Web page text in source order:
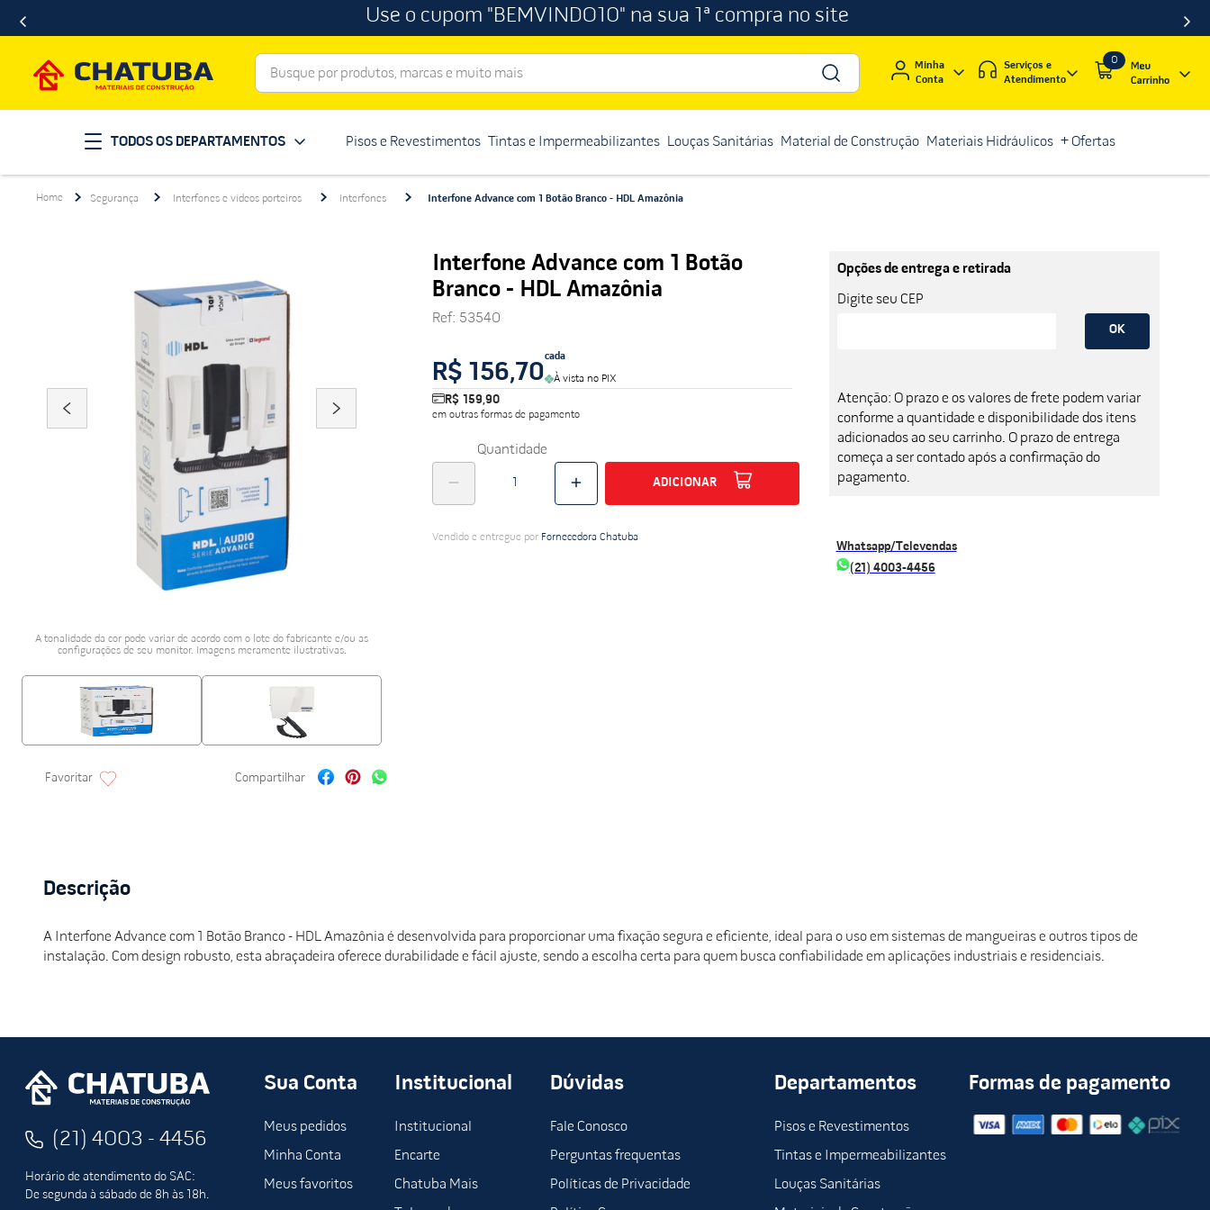
Use o cupom "BEMVINDO10" na sua 1ª compra no site
Busque por produtos, marcas e muito mais
Minha
Conta
Serviços e
Atendimento
0
TODOS OS DEPARTAMENTOS Pisos e Revestimentos Tintas e Impermeabilizantes Louças Sanitárias Material de Construção Materiais Hidráulicos + Ofertas
Segurança Interfones e vídeos porteiros Interfones Interfone Advance com 1 Botão Branco - HDL Amazônia
A tonalidade da cor pode variar de acordo com o lote do fabricante e/ou as
configurações de seu monitor. Imagens meramente ilustrativas.
Interfone Advance com 1 Botão
Branco - HDL Amazônia
Ref: 53540
R$ 156,70
cada
À vista no PIX
R$ 159,90
em outras formas de pagamento
Quantidade
ADICIONAR
Vendido e entregue por Fornecedora Chatuba
Opções de entrega e retirada
Digite seu CEP
OK
Atenção: O prazo e os valores de frete podem variar
conforme a quantidade e disponibilidade dos itens
adicionados ao seu carrinho. O prazo de entrega
começa a ser contado após a confirmação do
pagamento.
Whatsapp/Televendas
(21) 4003-4456
Descrição
A Interfone Advance com 1 Botão Branco - HDL Amazônia é desenvolvida para proporcionar uma fixação segura e eficiente, ideal para o uso em sistemas de mangueiras e outros tipos de
instalação. Com design robusto, esta abraçadeira oferece durabilidade e fácil ajuste, sendo a escolha certa para quem busca confiabilidade em aplicações industriais e residenciais.
(21) 4003 - 4456
Horário de atendimento do SAC:
De segunda à sábado de 8h às 18h.
Sua Conta
Meus pedidos
Minha Conta
Meus favoritos
Institucional
Institucional
Encarte
Chatuba Mais
Dúvidas
Fale Conosco
Perguntas frequentas
Políticas de Privacidade
Departamentos
Pisos e Revestimentos
Tintas e Impermeabilizantes
Louças Sanitárias
Formas de pagamento
1 º porcelanato
2º telha
º
massa corrida
chuveiro
10 porcelanato acetinado